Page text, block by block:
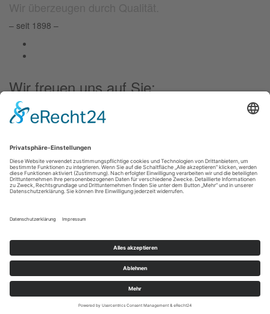
– seit 1898 –
Wir freuen uns auf Sie:
Landfleischerei & Catering Karl Herzog
Leutersdorfer Str. 6
Tel.: 03586 / 38 62 96
Fax: 03586 / 78 93 32
Startseite
Onlineshop
Vertrag widerrufen
Datenschutzerklärung
Social Media Datenschutz
® Landfleischerei & Catering Karl Herzog